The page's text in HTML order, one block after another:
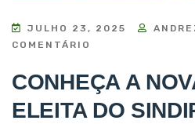
JULHO 23, 2025
COMENTÁRIO
CONHEÇA A
ELEITA DO